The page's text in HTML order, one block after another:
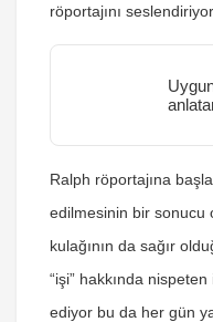
röportajını seslendiriyor.
Ralph röportajına
edilmesinin bir sonucu
kulağının da sağır
“işi” hakkında
ediyor bu da her gün